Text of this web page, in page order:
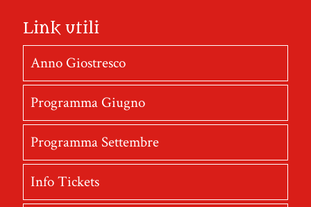
Link utili
Anno Giostresco
Programma Giugno
Programma Settembre
Info Tickets